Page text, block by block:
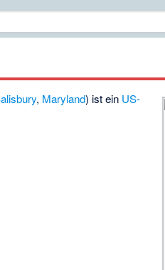
, Maryland) ist ein US-